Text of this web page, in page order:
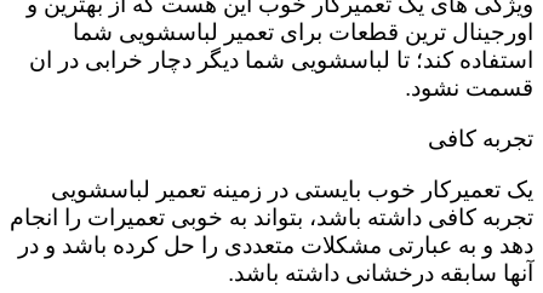
اورجینال ترین قطعات برای تعمیر لباسشویی شما
استفاده کند؛ تا لباسشویی شما دیگر دچار خرابی در ان
قسمت نشود.
تجربه کافی
یک تعمیرکار خوب بایستی در زمینه تعمیر لباسشویی
تجربه کافی داشته باشد، بتواند به خوبی تعمیرات را انجام
دهد و به عبارتی مشکلات متعددی را حل کرده باشد و در
آنها سابقه درخشانی داشته باشد.